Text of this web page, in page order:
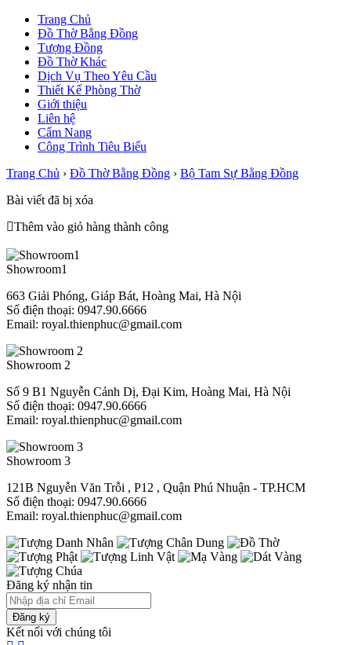
Trang Chủ
Đồ Thờ Bằng Đồng
Tượng Đồng
Đồ Thờ Khác
Dịch Vụ Theo Yêu Cầu
Thiết Kế Phòng Thờ
Giới thiệu
Liên hệ
Cẩm Nang
Công Trình Tiêu Biểu
Trang Chủ › Đồ Thờ Bằng Đồng › Bộ Tam Sự Bằng Đồng
Bài viết đã bị xóa
Thêm vào giỏ hàng thành công
Showroom1
663 Giải Phóng, Giáp Bát, Hoàng Mai, Hà Nội
Số điện thoại: 0947.90.6666
Email: royal.thienphuc@gmail.com
Showroom 2
Số 9 B1 Nguyễn Cảnh Dị, Đại Kim, Hoàng Mai, Hà Nội
Số điện thoại: 0947.90.6666
Email: royal.thienphuc@gmail.com
Showroom 3
121B Nguyễn Văn Trỗi , P12 , Quận Phú Nhuận - TP.HCM​
Số điện thoại: 0947.90.6666
Email: royal.thienphuc@gmail.com
Đăng ký nhận tin
Đăng ký
Kết nối với chúng tôi